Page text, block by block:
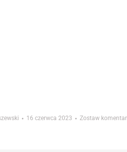
16 czerwca 2023 Zostaw